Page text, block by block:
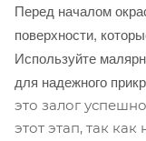
Перед началом
поверхности,
Используйте
для надежного
это залог
этот этап, так